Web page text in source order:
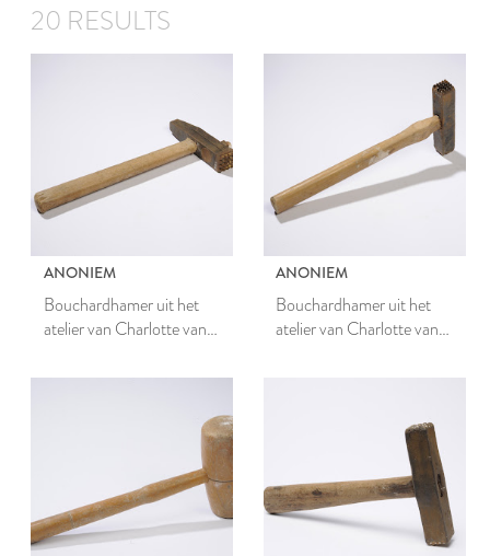
20 RESULTS
ANONIEM
Bouchardhamer uit het
atelier van Charlotte van
ANONIEM
Bouchardhamer uit het
atelier van Charlotte van